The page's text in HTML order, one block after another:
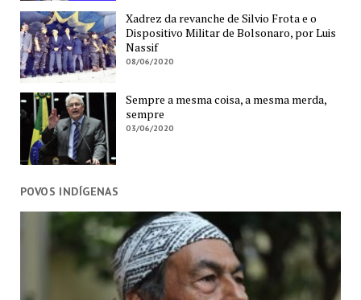
Xadrez da revanche de Silvio Frota e o
Dispositivo Militar de Bolsonaro, por Luis
Nassif
08/06/2020
Sempre a mesma coisa, a mesma merda,
sempre
03/06/2020
POVOS INDÍGENAS